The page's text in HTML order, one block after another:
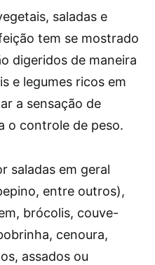
saladas e
tem se mostrado
digeridos de maneira
e legumes ricos em
a sensação de
o controle de peso.
saladas em geral
entre outros),
brócolis, couve-
cenoura,
assados ou